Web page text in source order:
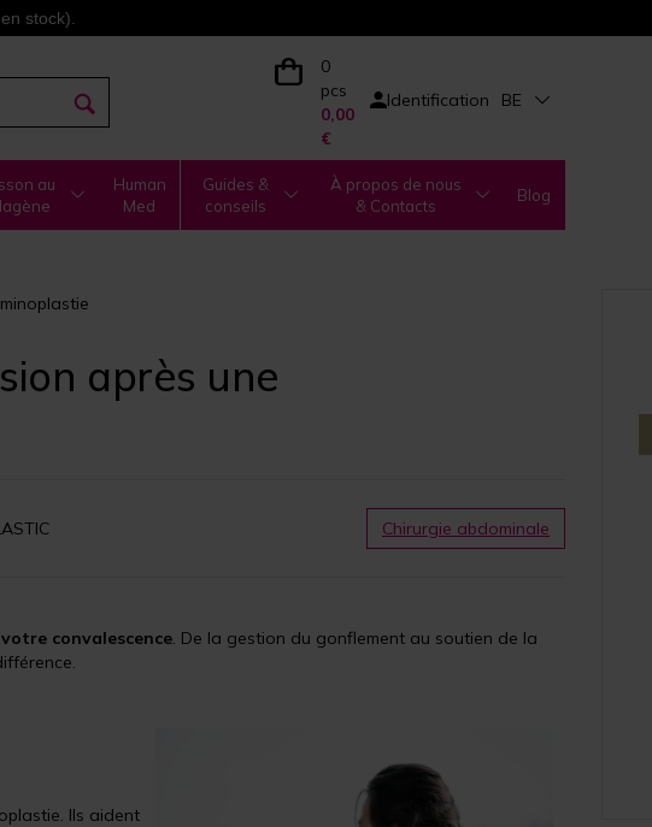
stock).
0
pcs
0,00
€
Identification BE
au
Human
Med
Guides &
conseils
À propos de nous
& Contacts
Blog
après une
Chirurgie abdominale
convalescence. De la gestion du gonflement au soutien de la
Ils aident